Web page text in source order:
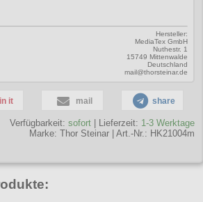
Hersteller:
MediaTex GmbH
Nuthestr. 1
15749 Mittenwalde
Deutschland
mail@thorsteinar.de
it mail share
Verfügbarkeit: sofort | Lieferzeit: 1-3 Werktage
Marke: Thor Steinar Art.-Nr.: HK21004m